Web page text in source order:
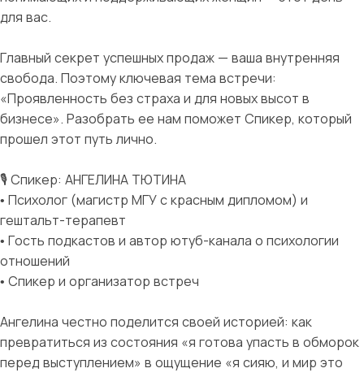
для вас.
Главный секрет успешных продаж — ваша внутренняя
свобода. Поэтому ключевая тема встречи:
«Проявленность без страха и для новых высот в
бизнесе». Разобрать ее нам поможет Спикер, который
прошел этот путь лично.
🎙 Спикер: АНГЕЛИНА ТЮТИНА
• Психолог (магистр МГУ с красным дипломом) и
гештальт-терапевт
• Гость подкастов и автор ютуб-канала о психологии
отношений
• Спикер и организатор встреч
Ангелина честно поделится своей историей: как
превратиться из состояния «я готова упасть в обморок
перед выступлением» в ощущение «я сияю, и мир это